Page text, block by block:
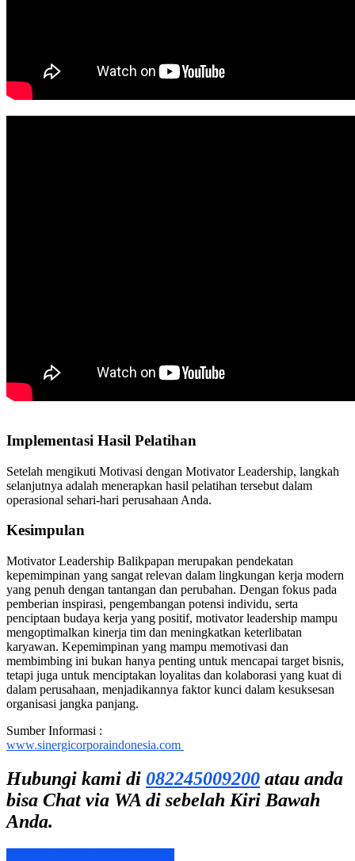
Implementasi Hasil Pelatihan
Setelah mengikuti Motivasi dengan Motivator Leadership, langkah
selanjutnya adalah menerapkan hasil pelatihan tersebut dalam
operasional sehari-hari perusahaan Anda.
Kesimpulan
Motivator Leadership Balikpapan merupakan pendekatan
kepemimpinan yang sangat relevan dalam lingkungan kerja modern
yang penuh dengan tantangan dan perubahan. Dengan fokus pada
pemberian inspirasi, pengembangan potensi individu, serta
penciptaan budaya kerja yang positif, motivator leadership mampu
mengoptimalkan kinerja tim dan meningkatkan keterlibatan
karyawan. Kepemimpinan yang mampu memotivasi dan
membimbing ini bukan hanya penting untuk mencapai target bisnis,
tetapi juga untuk menciptakan loyalitas dan kolaborasi yang kuat di
dalam perusahaan, menjadikannya faktor kunci dalam kesuksesan
organisasi jangka panjang.
Sumber Informasi :
www.sinergicorporaindonesia.com
Hubungi kami di 082245009200 atau anda
bisa Chat via WA di sebelah Kiri Bawah
Anda.